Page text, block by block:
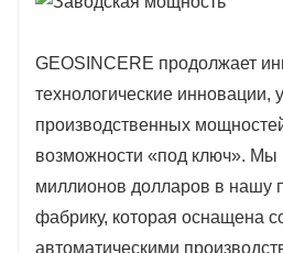
GEOSINCERE продолжает
технологические инновации,
производственных
возможности «под ключ». Мы
миллионов долларов в нашу
фабрику, которая оснащена
автоматическими